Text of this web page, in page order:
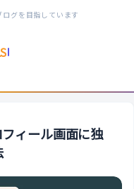
グを目指しています
フィール画面に独